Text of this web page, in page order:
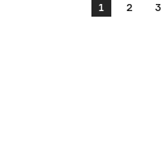
1 2 3